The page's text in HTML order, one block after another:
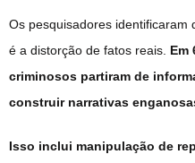
Os pesquisadores identificaram
é a distorção de fatos reais. Em
criminosos partiram de
construir narrativas
Isso inclui manipulação de